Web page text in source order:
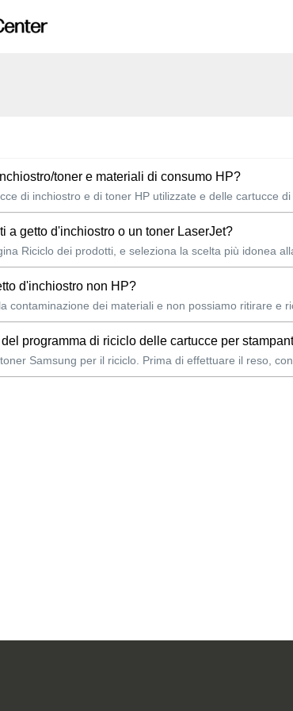
toner e materiali di consumo HP?
di inchiostro e di toner HP utilizzate e delle cartucce di
a getto d'inchiostro o un toner LaserJet?
Riciclo dei prodotti, e seleziona la scelta più idonea
d'inchiostro non HP?
contaminazione dei materiali e non possiamo ritirare e
programma di riciclo delle cartucce per
Samsung per il riciclo. Prima di effettuare il reso,